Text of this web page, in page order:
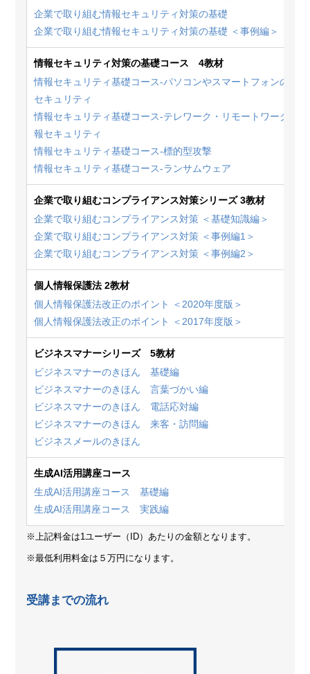
企業で取り組む情報セキュリティ対策の基礎
企業で取り組む情報セキュリティ対策の基礎 ＜事例編＞
情報セキュリティ対策の基礎コース 4教材
情報セキュリティ基礎コース-パソコンやスマートフォンの情報
セキュリティ
情報セキュリティ基礎コース-テレワーク・リモートワークの情
報セキュリティ
情報セキュリティ基礎コース-標的型攻撃
情報セキュリティ基礎コース-ランサムウェア
企業で取り組むコンプライアンス対策シリーズ 3教材
企業で取り組むコンプライアンス対策 ＜基礎知識編＞
企業で取り組むコンプライアンス対策 ＜事例編1＞
企業で取り組むコンプライアンス対策 ＜事例編2＞
個人情報保護法 2教材
個人情報保護法改正のポイント ＜2020年度版＞
個人情報保護法改正のポイント ＜2017年度版＞
ビジネスマナーシリーズ 5教材
ビジネスマナーのきほん 基礎編
ビジネスマナーのきほん 言葉づかい編
ビジネスマナーのきほん 電話応対編
ビジネスマナーのきほん 来客・訪問編
ビジネスメールのきほん
生成AI活用講座コース
生成AI活用講座コース 基礎編
生成AI活用講座コース 実践編
※上記料金は1ユーザー（ID）あたりの金額となります。
※最低利用料金は５万円になります。
受講までの流れ